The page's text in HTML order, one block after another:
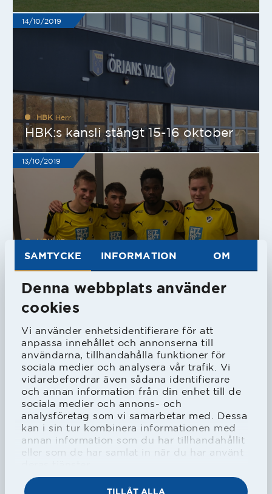
SAMTYCKE INFORMATION OM
Denna webbplats använder
cookies
Vi använder enhetsidentifierare för att
anpassa innehållet och annonserna till
användarna, tillhandahålla funktioner för
sociala medier och analysera vår trafik. Vi
vidarebefordrar även sådana identifierare
och annan information från din enhet till de
sociala medier och annons- och
analysföretag som vi samarbetar med. Dessa
kan i sin tur kombinera informationen med
annan information som du har tillhandahållit
eller som de har samlat in när du har använt
TILLÅT ALLA
14/10/2019
HBK Herr
HBK:s kansli stängt 15-16 oktober
13/10/2019
HBK#Framåt
HBK Futsal spelade
träningsmatcher i helgen
13/10/2019
HBKAkademi
Hammarby vann mot HBK U17 med
3-2 i spännande match
12/10/2019